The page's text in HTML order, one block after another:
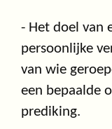
- Het doel van
persoonlijke
van wie
een bepaalde
prediking.